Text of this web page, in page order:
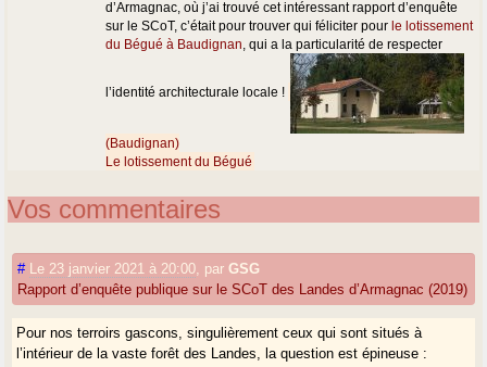
d’Armagnac, où j’ai trouvé cet intéressant rapport d’enquête
sur le SCoT, c’était pour trouver qui féliciter pourle lotissement
du Bégué à Baudignan , qui a la particularité de respecter
l’identité architecturale locale !
(Baudignan)
Le lotissement du Bégué
Vos commentaires
# Le 23 janvier 2021 à 20:00 parGSG
Rapport d’enquête publique sur le SCoT des Landes d’Armagnac (2019)
Pour nos terroirs gascons, singulièrement ceux qui sont situés à
l’intérieur de la vaste forêt des Landes, la question est épineuse :